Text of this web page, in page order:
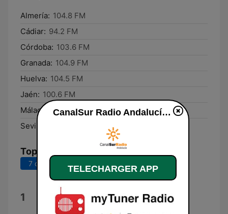
Almería: 104.8 FM
Cádiar: 94.2 FM
Córdoba: 103.6 FM
Granada: 104.9 FM
Huelva: 104.5 FM
Jaén: 100.6 FM
Málaga:
104.6 FM
Sevilla:
Top titres
7 derniers jours
1 Coast to Coast
Gabriel Candiani
CanalSur Radio Andalucía en ligne
TELECHARGER APP